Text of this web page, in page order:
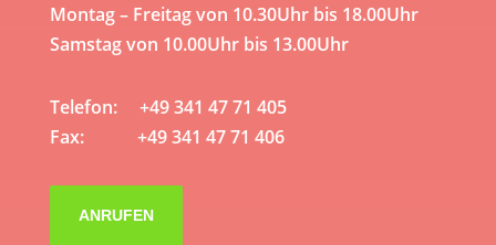
Montag – Freitag von 10.30Uhr bis 18.00Uhr
Samstag von 10.00Uhr bis 13.00Uhr
Telefon: +49 341 47 71 405
Fax: +49 341 47 71 406
ANRUFEN